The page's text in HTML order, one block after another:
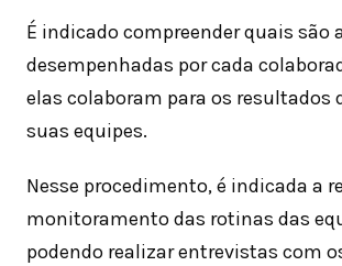
É indicado compreender quais são
desempenhadas por cada
elas colaboram para os resultados
suas equipes.
Nesse procedimento, é indicada a
monitoramento das rotinas das
podendo realizar entrevistas com